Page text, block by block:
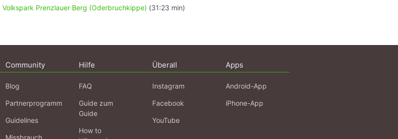
Volkspark Prenzlauer Berg (Oderbruchkippe) (31:23 min)
Community
Blog
Partnerprogramm
Guidelines
Hilfe
FAQ
Guide zum
Guide
How to
Überall
Instagram
Facebook
YouTube
Apps
Android-App
iPhone-App